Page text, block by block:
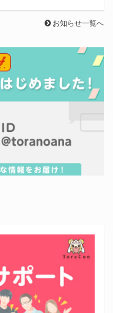
お知らせ一覧へ